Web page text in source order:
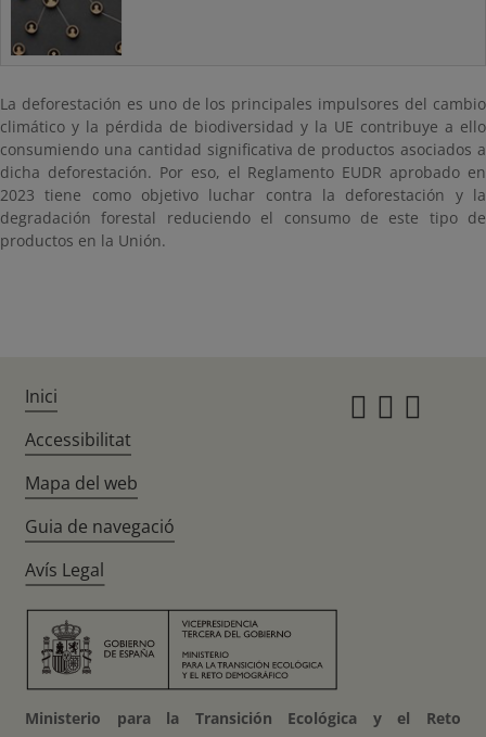
La deforestación es uno de los principales impulsores del cambio
climático y la pérdida de biodiversidad y la UE contribuye a ello
consumiendo una cantidad significativa de productos asociados a
dicha deforestación. Por eso, el Reglamento EUDR aprobado en
2023 tiene como objetivo luchar contra la deforestación y la
degradación forestal reduciendo el consumo de este tipo de
productos en la Unión.
Inici
Accessibilitat
Mapa del web
Guia de navegació
Avís Legal
Ministerio para la Transición Ecológica y el Reto